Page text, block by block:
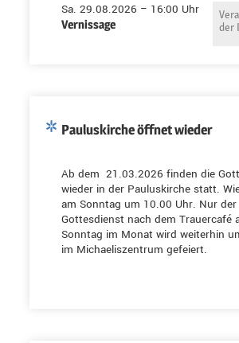
Sa. 29.08.2026 – 16:00 Uhr
Vernissage
der
Pauluskirche öffnet wieder
Ab dem 21.03.2026 finden die
wieder in der Pauluskirche statt.
am Sonntag um 10.00 Uhr. Nur der
Gottesdienst nach dem Trauercafé
Sonntag im Monat wird weiterhin
im Michaeliszentrum gefeiert.